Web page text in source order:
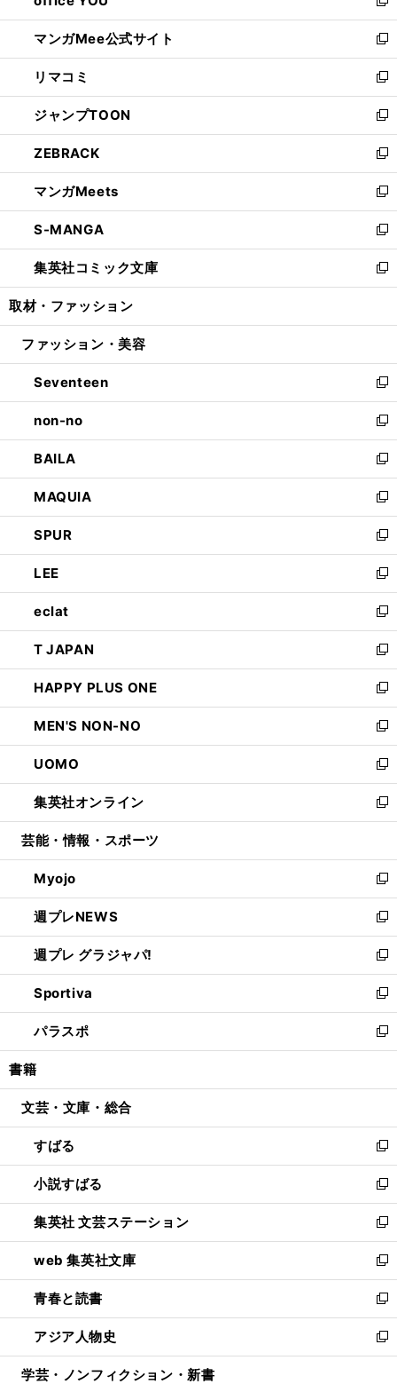
開
く
ン
ド
ウ
で
開
く
い
ウ
ィ
ン
ド
ウ
で
開
く
新
し
い
ウ
ィ
ン
ド
ウ
で
開
く
マンガMee公式サイト
新
し
い
ウ
ィ
ン
ド
ウ
で
開
く
リマコミ
新
し
い
ウ
ィ
ン
ド
ウ
で
開
く
ジャンプTOON
新
し
い
ウ
ィ
ン
ド
ウ
で
開
ZEBRACK
新
し
い
ウ
ィ
ン
ド
ウ
開
マンガMeets
新
し
い
ウ
ィ
ン
ウ
開
く
S-MANGA
新
し
い
ウ
ン
ウ
で
開
く
集英社コミック文庫
新
し
ウ
ン
ド
ウ
で
開
く
取材・ファッション
ファッション・美容
Seventeen
新
し
い
ウ
ィ
ン
ド
ウ
で
開
く
non-no
新
し
い
ウ
ィ
ン
ド
ウ
で
開
く
BAILA
新
し
い
ウ
ィ
ン
ド
ウ
で
開
く
MAQUIA
新
し
い
ウ
ィ
ン
ド
ウ
で
開
く
SPUR
新
し
い
ウ
ィ
ン
ド
ウ
で
開
く
LEE
新
し
い
ウ
ィ
ン
ド
ウ
で
開
く
eclat
新
し
い
ウ
ィ
ン
ド
ウ
で
開
く
T JAPAN
新
し
い
ウ
ィ
ン
ド
ウ
で
開
HAPPY PLUS ONE
新
し
い
ウ
ィ
ン
ド
ウ
開
く
MEN'S NON-NO
新
し
い
ウ
ィ
ン
ウ
で
開
く
UOMO
新
し
い
ウ
ン
ド
ウ
で
開
く
集英社オンライン
新
し
ウ
ィ
ン
ド
ウ
で
開
く
芸能・情報・スポーツ
Myojo
新
し
い
ウ
ィ
ン
ド
ウ
で
開
週プレNEWS
新
し
い
ウ
ィ
ン
ド
ウ
開
週プレ グラジャパ!
新
し
い
ウ
ィ
ン
ウ
開
く
Sportiva
新
し
い
ウ
ン
ウ
で
開
く
パラスポ
新
し
ウ
ン
ド
ウ
で
開
く
書籍
文芸・文庫・総合
すばる
新
し
い
ウ
ィ
ン
ド
ウ
で
開
く
小説すばる
新
し
い
ウ
ィ
ン
ド
ウ
で
開
集英社 文芸ステーション
新
し
い
ウ
ィ
ン
ド
ウ
web 集英社文庫
新
し
い
ウ
ィ
ン
青春と読書
新
し
い
ウ
アジア人物史
新
し
学芸・ノンフィクション・新書